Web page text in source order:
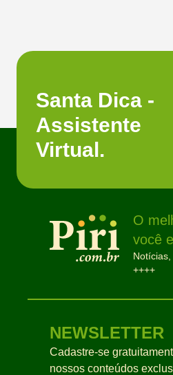
Santa Dica -
Assistente
Virtual.
O
você
++++
NEWSLETTER
Cadastre-se
nossos conteúdos